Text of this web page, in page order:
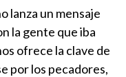
lanza un mensaje
la gente que iba
ofrece la clave de
por los pecadores,